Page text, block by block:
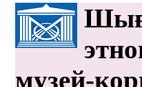
музей-